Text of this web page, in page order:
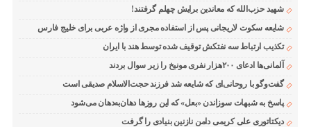
شهید حزب‌الله که معاندین برایش چهلم گرفتند!
شایعه سکوت لاریجانی پس از استفاده مجری از واژه عربی برای خلیج فارس
تکذیب ارتباط سه نفتکش توقیف شده توسط هند با ایران
آلمانی‌ها ادعای ۲۰۰هزار نفری مونیخ را زیر سوال بردند
گفت‌وگو با روحانی‌ای که شایعه شد فرزند حجت‌الاسلام صدیقی است
پاسخ به شبهات سوزاندن «بعل» که این روزها دهان‌به‌دهان می‌شود
دیکتاتوری علی کریمی دامن نازنین بنیادی را گرفت